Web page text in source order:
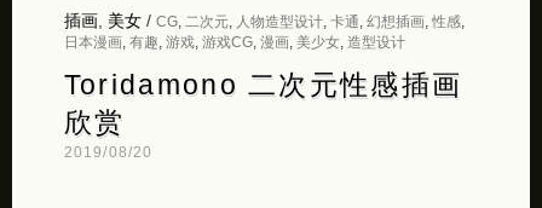
插画, 美女/ CG, 二次元, 人物造型设计, 卡通 幻想插画, 性感,
日本漫画, 有趣 游戏, 游戏CG, 漫画, 美少女, 造型设计
Toridamono 二次元性感插画
欣赏
2019/08/20